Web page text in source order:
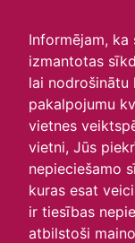
Informējam,
izmantotas
lai nodrošinātu
pakalpojumu
vietnes
vietni, Jūs
nepieciešamo
kuras esat
ir tiesības
atbilstoši
Skats :
Aktuālie
Arhīvs